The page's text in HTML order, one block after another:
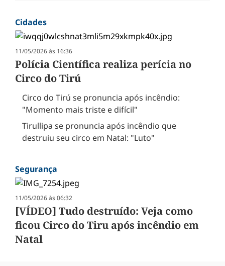
Cidades
11/05/2026 às 16:36
Polícia Científica realiza perícia no
Circo do Tirú
Circo do Tirú se pronuncia após incêndio:
"Momento mais triste e difícil"
Tirullipa se pronuncia após incêndio que
destruiu seu circo em Natal: "Luto"
Segurança
11/05/2026 às 06:32
[VÍDEO] Tudo destruído: Veja como
ficou Circo do Tiru após incêndio em
Natal